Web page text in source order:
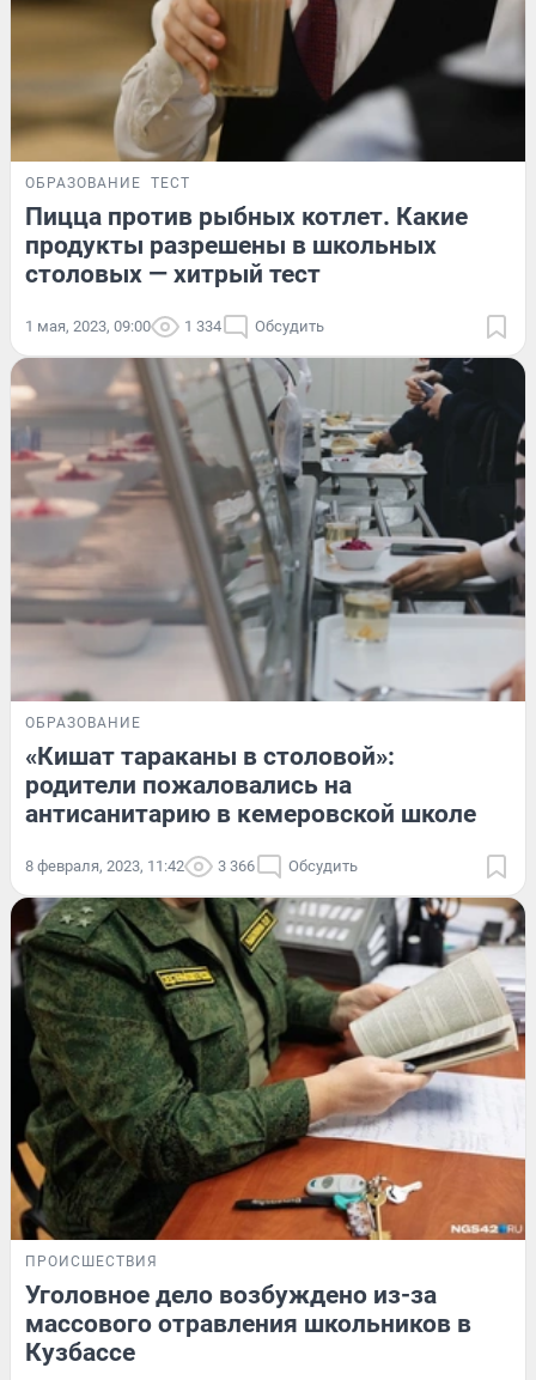
ОБРАЗОВАНИЕ ТЕСТ
Пицца против рыбных котлет. Какие
продукты разрешены в школьных
столовых — хитрый тест
1 мая, 2023, 09:00 1 334 Обсудить
ОБРАЗОВАНИЕ
«Кишат тараканы в столовой»:
родители пожаловались на
антисанитарию в кемеровской школе
8 февраля, 2023, 11:42 3 366 Обсудить
ПРОИСШЕСТВИЯ
Уголовное дело возбуждено из-за
массового отравления школьников в
Кузбассе